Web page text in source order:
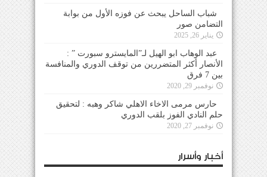
شباب الساحل يبحث عن فوزه الأول من بوابة
التضامن صور
يناير 26, 2025
عبد الوهاب ابو الهيل لـ”المايسترو سبورت ” :
الأنصار أكثر المتضررين من توقف الدوري والمنافسة
بين 7 فرق
نوفمبر 29, 2020
حارس مرمى الاخاء الاهلي شاكر وهبه : لتحقيق
حلم النادي الفوز بلقب الدوري
نوفمبر 27, 2020
أخبار وأسرار